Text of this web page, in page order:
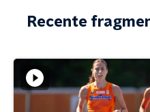
Recente